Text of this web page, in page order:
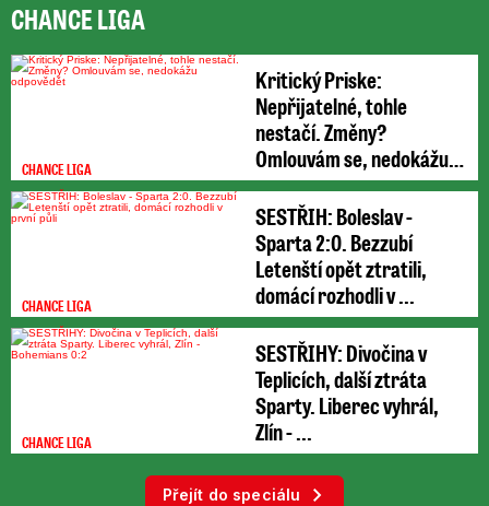
CHANCE LIGA
CHANCE LIGA
Kritický Priske:
Nepřijatelné, tohle
nestačí. Změny?
Omlouvám se, nedokážu
odpovědět
CHANCE LIGA
SESTŘIH: Boleslav -
Sparta 2:0. Bezzubí
Letenští opět ztratili,
domácí rozhodli v ...
CHANCE LIGA
SESTŘIHY: Divočina v
Teplicích, další ztráta
Sparty. Liberec vyhrál,
Zlín - ...
Přejít do speciálu